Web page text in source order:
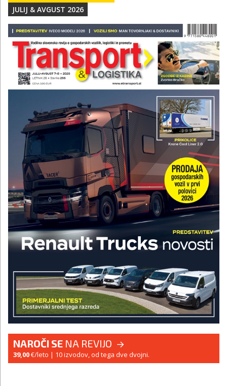
JULIJ & AVGUST 2026
NAROČI SE NA REVIJO
39,00€/leto | 10 izvodov, od tega dve dvojni.